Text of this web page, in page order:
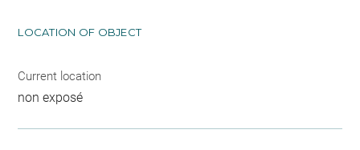
LOCATION OF OBJECT
Current location
non exposé